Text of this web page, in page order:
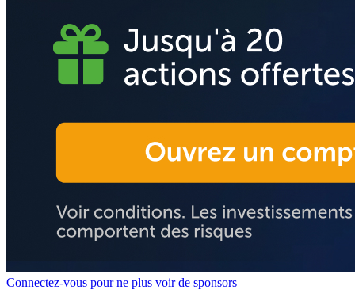
Connectez-vous pour ne plus voir de sponsors